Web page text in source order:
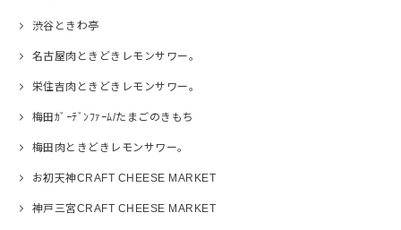
渋谷ときわ亭
名古屋肉ときどきレモンサワー。
栄住吉肉ときどきレモンサワー。
梅田ｶﾞｰﾃﾞﾝﾌｧｰﾑ/たまごのきもち
梅田肉ときどきレモンサワー。
お初天神CRAFT CHEESE MARKET
神戸三宮CRAFT CHEESE MARKET